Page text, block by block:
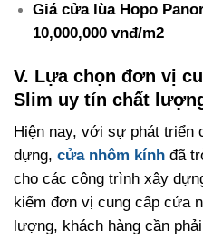
Giá cửa lùa Hopo
10,000,000 vnđ/m2
V. Lựa chọn đơn vị
Slim uy tín chất
Hiện nay, với sự phát triển
dựng, cửa nhôm kính đã
cho các công trình xây
kiếm đơn vị cung cấp cửa
lượng, khách hàng cần